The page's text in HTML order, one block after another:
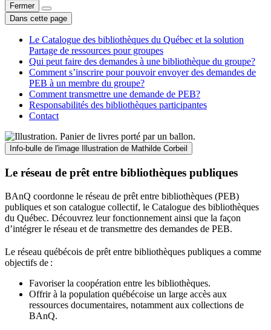
Fermer
Dans cette page
Le Catalogue des bibliothèques du Québec et la solution
Partage de ressources pour groupes
Qui peut faire des demandes à une bibliothèque du groupe?
Comment s’inscrire pour pouvoir envoyer des demandes de
PEB à un membre du groupe?
Comment transmettre une demande de PEB?
Responsabilités des bibliothèques participantes
Contact
Info-bulle de l'image Illustration de Mathilde Corbeil
Le réseau de prêt entre bibliothèques publiques
BAnQ coordonne le réseau de prêt entre bibliothèques (PEB)
publiques et son catalogue collectif, le Catalogue des bibliothèques
du Québec. Découvrez leur fonctionnement ainsi que la façon
d’intégrer le réseau et de transmettre des demandes de PEB.
Le réseau québécois de prêt entre bibliothèques publiques a comme
objectifs de :
Favoriser la coopération entre les bibliothèques.
Offrir à la population québécoise un large accès aux
ressources documentaires, notamment aux collections de
BAnQ.